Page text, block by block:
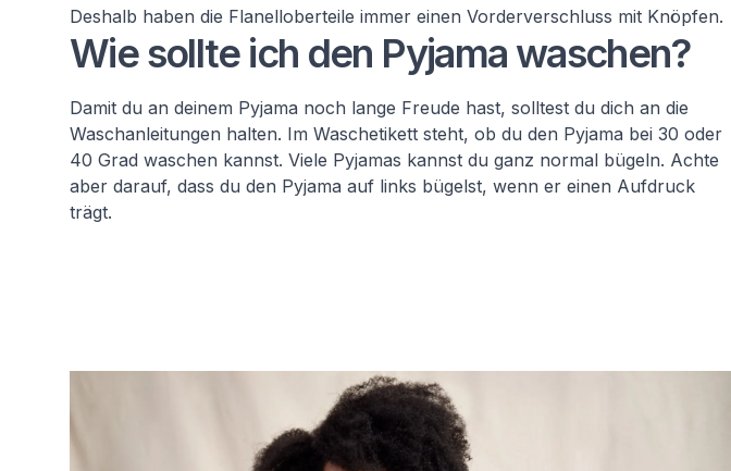
Deshalb haben die Flanelloberteile immer einen Vorderverschluss mit Knöpfen.
Wie sollte ich den Pyjama waschen?
Damit du an deinem Pyjama noch lange Freude hast, solltest du dich an die
Waschanleitungen halten. Im Waschetikett steht, ob du den Pyjama bei 30 oder
40 Grad waschen kannst. Viele Pyjamas kannst du ganz normal bügeln. Achte
aber darauf, dass du den Pyjama auf links bügelst, wenn er einen Aufdruck
trägt.